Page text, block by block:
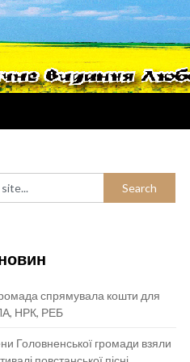
спрямувала кошти для
НРК, РЕБ
Головненської громади взяли